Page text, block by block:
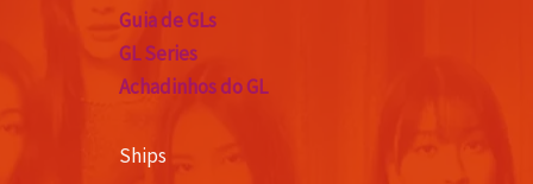
Guia de GLs
GL Series
Achadinhos do GL
Ships